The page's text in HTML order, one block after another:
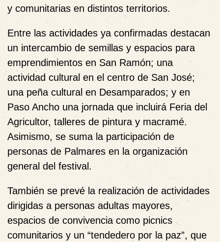
y comunitarias en distintos territorios.
Entre las actividades ya confirmadas destacan
un intercambio de semillas y espacios para
emprendimientos en San Ramón; una
actividad cultural en el centro de San José;
una peña cultural en Desamparados; y en
Paso Ancho una jornada que incluirá Feria del
Agricultor, talleres de pintura y macramé.
Asimismo, se suma la participación de
personas de Palmares en la organización
general del festival.
También se prevé la realización de actividades
dirigidas a personas adultas mayores,
espacios de convivencia como picnics
comunitarios y un “tendedero por la paz”, que